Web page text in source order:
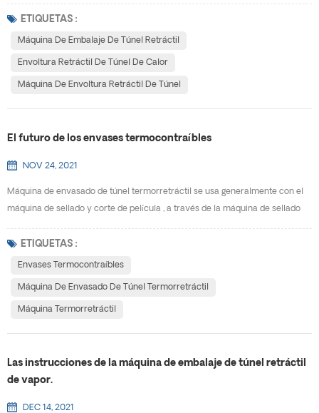
retráctil.W Por qué los envases termocontraíbles se desarrollarán tan
rápido, y cuáles son las ventajas de usar envoltura retráctil de túnel de
ETIQUETAS :
Máquina De Embalaje De Túnel Retráctil
Envoltura Retráctil De Túnel De Calor
Máquina De Envoltura Retráctil De Túnel
El futuro de los envases termocontraíbles
NOV 24, 2021
Máquina de envasado de túnel termorretráctil se usa generalmente con el
máquina de sellado y corte de película , a través de la máquina de sellado
máquina termorretráctil para calentar, de modo que el material de embalaje
se encoja y envuelva firmemente el producto. Los productos envasados ​​
ETIQUETAS :
Envases Termocontraíbles
Máquina De Envasado De Túnel Termorretráctil
Máquina Termorretráctil
Las instrucciones de la máquina de embalaje de túnel retráctil
de vapor.
DEC 14, 2021